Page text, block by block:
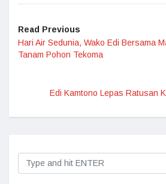
Read Previous
Hari Air Sedunia, Wako Edi Bersama
Tanam Pohon Tekoma
Edi Kamtono Lepas Ratusan